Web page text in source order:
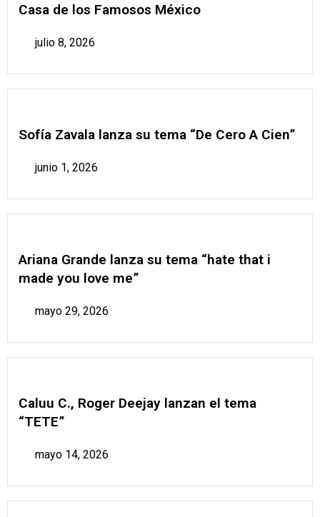
Casa de los Famosos México
julio 8, 2026
Sofía Zavala lanza su tema “De Cero A Cien”
junio 1, 2026
Ariana Grande lanza su tema “hate that i
made you love me”
mayo 29, 2026
Caluu C., Roger Deejay lanzan el tema
“TETE”
mayo 14, 2026